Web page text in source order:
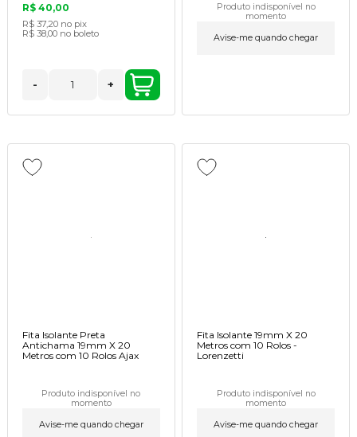
R$ 40,00
R$ 37,20 no pix
R$ 38,00 no boleto
- +
Produto indisponível no
momento
Avise-me quando chegar
Fita Isolante Preta
Antichama 19mm X 20
Metros com 10 Rolos Ajax
Produto indisponível no
momento
Avise-me quando chegar
Fita Isolante 19mm X 20
Metros com 10 Rolos -
Lorenzetti
Produto indisponível no
momento
Avise-me quando chegar